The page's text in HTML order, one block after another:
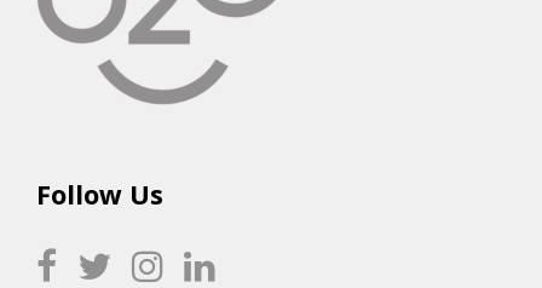
Follow Us